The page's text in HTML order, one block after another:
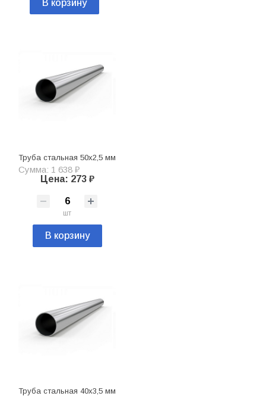
В корзину
Труба стальная 50х2,5 мм
Сумма: 1 638 ₽
Цена: 273 ₽
шт
В корзину
Труба стальная 40х3,5 мм